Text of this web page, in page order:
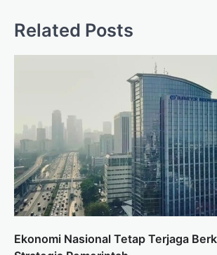
Related Posts
Ekonomi Nasional Tetap Terjaga